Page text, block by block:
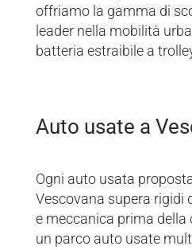
offriamo la gamma di
leader nella mobilità
batteria estraibile a
Auto usate a
Ogni auto usata
Vescovana supera rigidi
e meccanica prima
un parco auto usate